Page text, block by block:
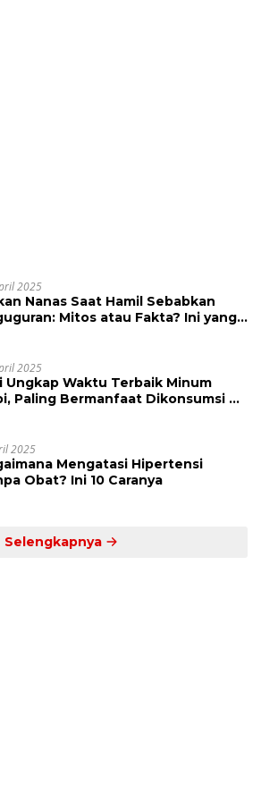
2025
Nanas Saat Hamil Sebabkan
Mitos atau Fakta? Ini yang
2025
Ungkap Waktu Terbaik Minum
Paling Bermanfaat Dikonsumsi di
2025
Mengatasi Hipertensi
Obat? Ini 10 Caranya
Selengkapnya